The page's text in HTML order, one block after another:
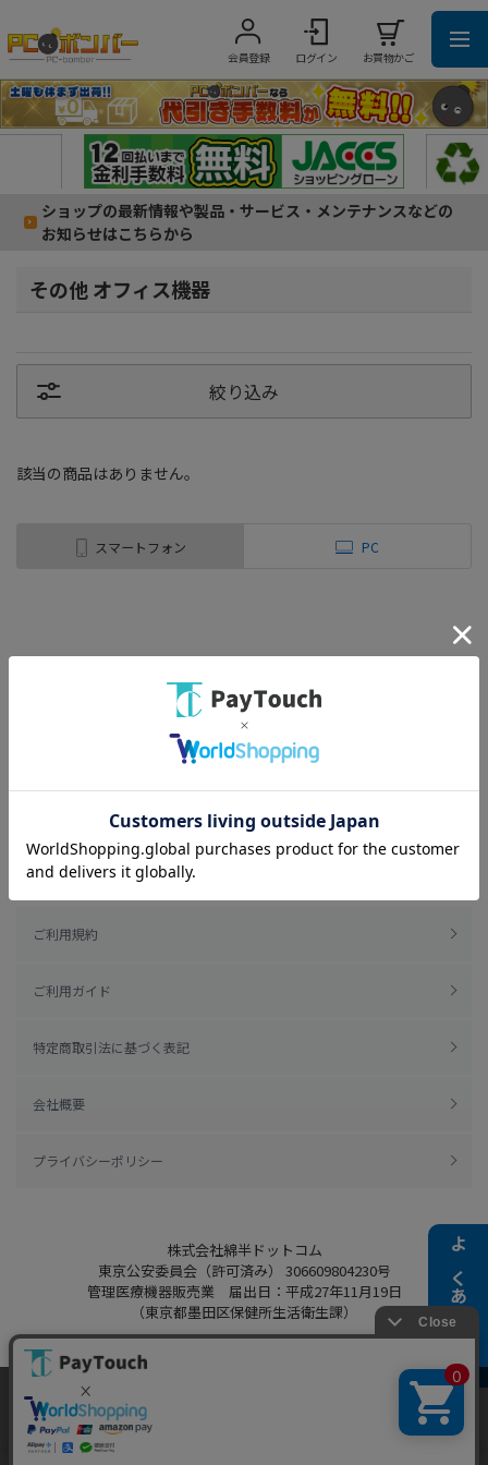
会員登録 ログイン お買物かご
ショップの最新情報や製品・サービス・メンテナンスなどの
お知らせはこちらから
よくある質問
その他 オフィス機器
絞り込み
該当の商品はありません。
スマートフォン PC
ご利用規約
ご利用ガイド
特定商取引法に基づく表記
会社概要
プライバシーポリシー
株式会社綿半ドットコム
東京公安委員会（許可済み） 306609804230号
管理医療機器販売業 届出日：平成27年11月19日
（東京都墨田区保健所生活衛生課）
Copyright 2022
Powered by Watahan Partners Co., Ltd.
当ウェブサイトでは、お客様により良いサービス
をご提供するため、クッキーを利用しています。
サイト利用を継続することにより、クッキーの使
同意する